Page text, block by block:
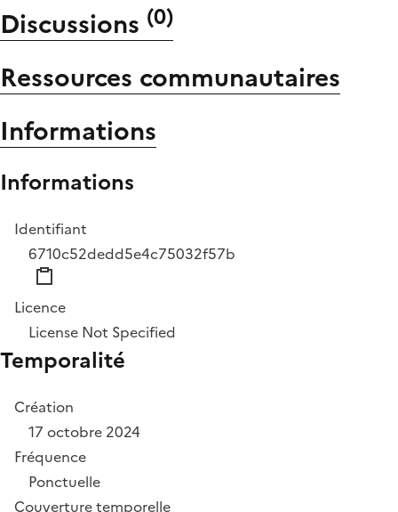
Discussions (0)
Ressources communautaires
Informations
Informations
Identifiant
6710c52dedd5e4c75032f57b
Licence
License Not Specified
Temporalité
Création
17 octobre 2024
Fréquence
Ponctuelle
Couverture temporelle